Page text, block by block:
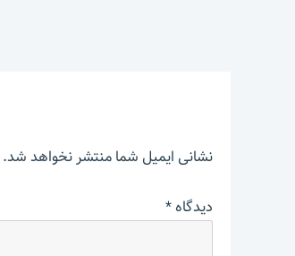
نشانی ایمیل شما منتشر نخواهد شد.
دیدگاه*